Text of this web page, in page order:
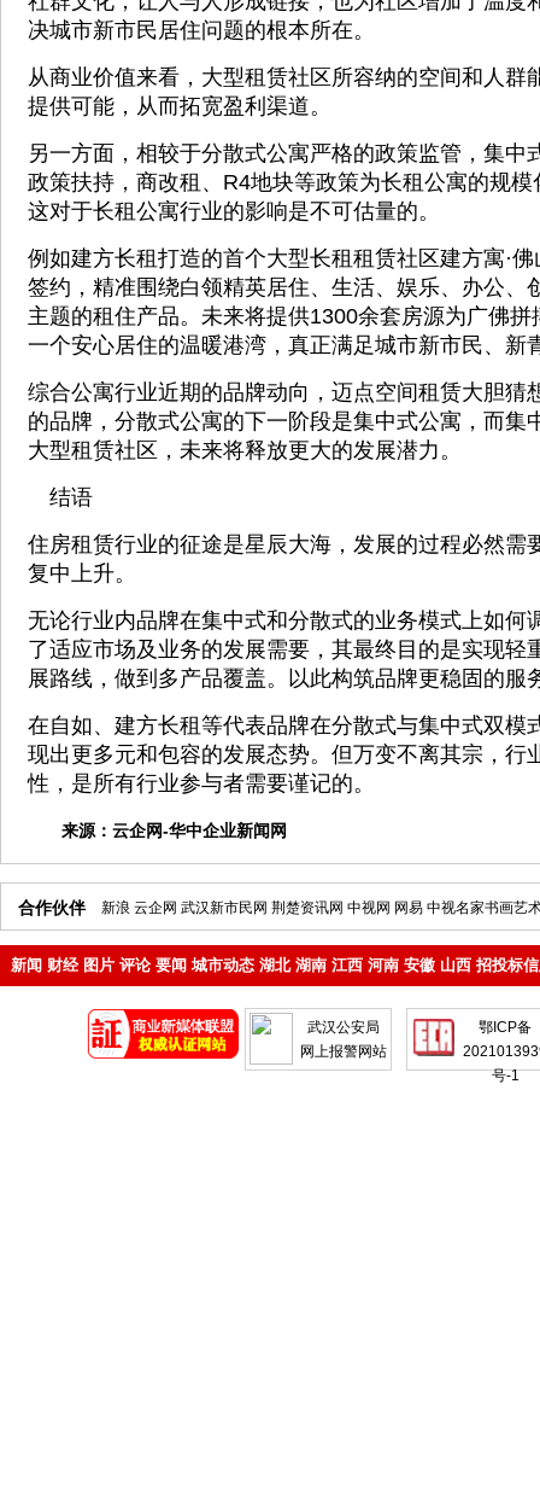
决城市新市民居住问题的根本所在。
从商业价值来看，大型租赁社区所容纳的空间和人群
提供可能，从而拓宽盈利渠道。
另一方面，相较于分散式公寓严格的政策监管，集中
政策扶持，商改租、R4地块等政策为长租公寓的规
这对于长租公寓行业的影响是不可估量的。
例如建方长租打造的首个大型长租租赁社区建方寓·
签约，精准围绕白领精英居住、生活、娱乐、办公、
主题的租住产品。未来将提供1300余套房源为广佛
一个安心居住的温暖港湾，真正满足城市新市民、新
综合公寓行业近期的品牌动向，迈点空间租赁大胆猜
的品牌，分散式公寓的下一阶段是集中式公寓，而集
大型租赁社区，未来将释放更大的发展潜力。
结语
住房租赁行业的征途是星辰大海，发展的过程必然需
复中上升。
无论行业内品牌在集中式和分散式的业务模式上如何
了适应市场及业务的发展需要，其最终目的是实现轻
展路线，做到多产品覆盖。以此构筑品牌更稳固的服
在自如、建方长租等代表品牌在分散式与集中式双模
现出更多元和包容的发展态势。但万变不离其宗，行
性，是所有行业参与者需要谨记的。
来源： 云企网-华中企业新闻网
合作伙伴 新浪 云企网 武汉新市民网 荆楚资讯网 中视网 网易 中视名家书画艺
新闻 财经 图片 评论 要闻 城市动态 湖北 湖南 江西 河南 安徽 山西 招投标
武汉公安局
网上报警网站
鄂ICP备
号-1